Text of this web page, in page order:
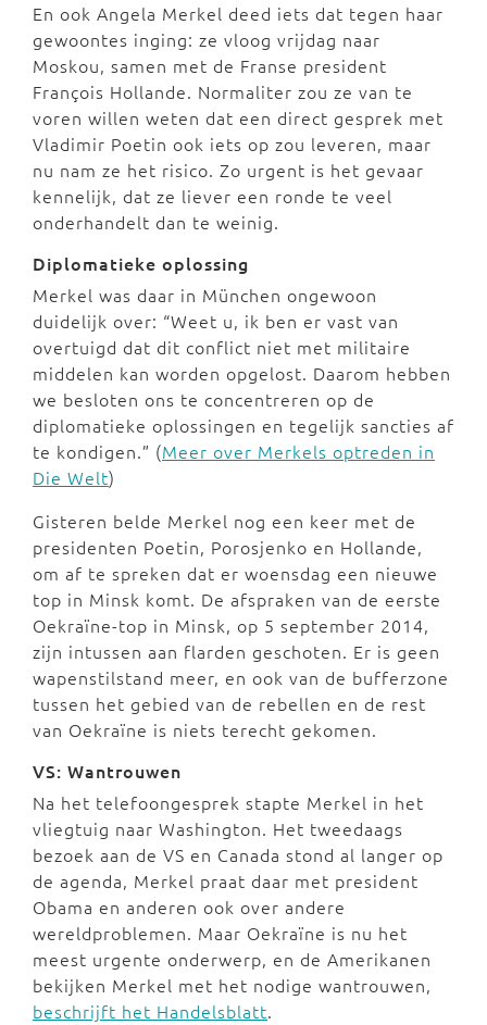
En ook Angela Merkel deed iets dat tegen haar
gewoontes inging: ze vloog vrijdag naar
Moskou, samen met de Franse president
François Hollande. Normaliter zou ze van te
voren willen weten dat een direct gesprek met
Vladimir Poetin ook iets op zou leveren, maar
nu nam ze het risico. Zo urgent is het gevaar
kennelijk, dat ze liever een ronde te veel
onderhandelt dan te weinig.
Diplomatieke oplossing
Merkel was daar in München ongewoon
duidelijk over: “Weet u, ik ben er vast van
overtuigd dat dit conflict niet met militaire
middelen kan worden opgelost. Daarom hebben
we besloten ons te concentreren op de
diplomatieke oplossingen en tegelijk sancties af
te kondigen.” (Meer over Merkels optreden in
Die Welt)
Gisteren belde Merkel nog een keer met de
presidenten Poetin, Porosjenko en Hollande,
om af te spreken dat er woensdag een nieuwe
top in Minsk komt. De afspraken van de eerste
Oekraïne-top in Minsk, op 5 september 2014,
zijn intussen aan flarden geschoten. Er is geen
wapenstilstand meer, en ook van de bufferzone
tussen het gebied van de rebellen en de rest
van Oekraïne is niets terecht gekomen.
VS: Wantrouwen
Na het telefoongesprek stapte Merkel in het
vliegtuig naar Washington. Het tweedaags
bezoek aan de VS en Canada stond al langer op
de agenda, Merkel praat daar met president
Obama en anderen ook over andere
wereldproblemen. Maar Oekraïne is nu het
meest urgente onderwerp, en de Amerikanen
bekijken Merkel met het nodige wantrouwen,
beschrijft het Handelsblatt.